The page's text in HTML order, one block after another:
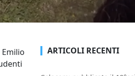
ARTICOLI RECENTI